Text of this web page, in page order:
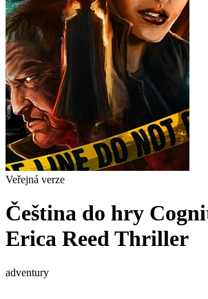
Veřejná verze
Čeština do hry
Erica Reed Thriller
adventury